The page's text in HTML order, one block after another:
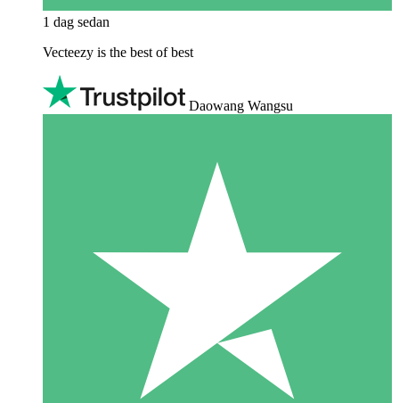
1 dag sedan
Vecteezy is the best of best
Daowang Wangsu